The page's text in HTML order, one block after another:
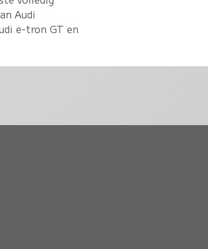
Audi
e-tron GT en